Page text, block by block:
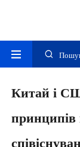
Китай і
принципів